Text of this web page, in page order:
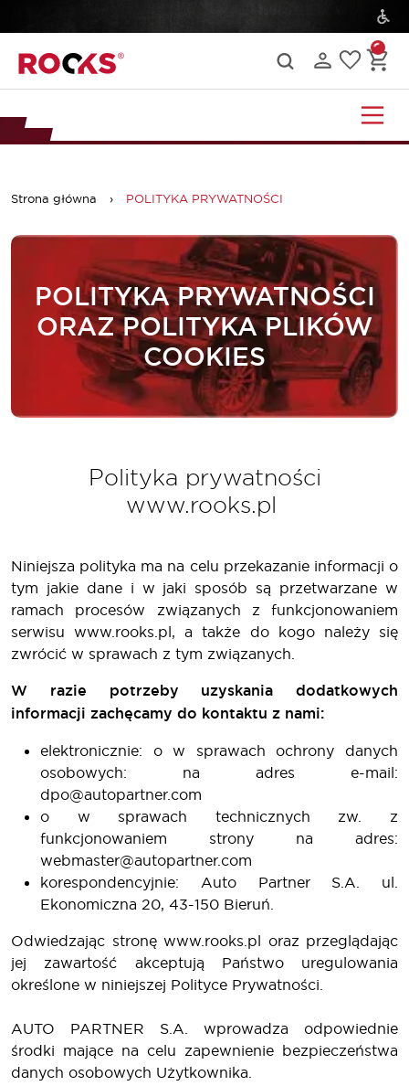
Strona główna › POLITYKA PRYWATNOŚCI
POLITYKA PRYWATNOŚCI
ORAZ POLITYKA PLIKÓW
COOKIES
Polityka prywatności
www.rooks.pl
Niniejsza polityka ma na celu przekazanie informacji o
tym jakie dane i w jaki sposób są przetwarzane w
ramach procesów związanych z funkcjonowaniem
serwisu www.rooks.pl, a także do kogo należy się
zwrócić w sprawach z tym związanych.
W razie potrzeby uzyskania dodatkowych
informacji zachęcamy do kontaktu z nami:
elektronicznie: o w sprawach ochrony danych
osobowych: na adres e-mail:
dpo@autopartner.com
o w sprawach technicznych zw. z
funkcjonowaniem strony na adres:
webmaster@autopartner.com
korespondencyjnie: Auto Partner S.A. ul.
Ekonomiczna 20, 43-150 Bieruń.
Odwiedzając stronę www.rooks.pl oraz przeglądając
jej zawartość akceptują Państwo uregulowania
określone w niniejszej Polityce Prywatności.
AUTO PARTNER S.A. wprowadza odpowiednie
środki mające na celu zapewnienie bezpieczeństwa
danych osobowych Użytkownika.